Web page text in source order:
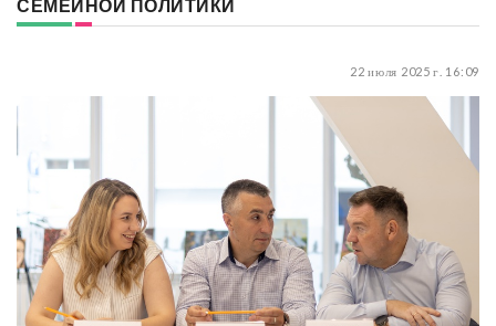
СЕМЕЙНОЙ ПОЛИТИКИ
22 июля 2025 г. 16:09